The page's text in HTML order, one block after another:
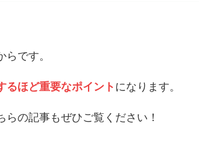
らです。
るほど重要なポイントになります。
の記事もぜひご覧ください！